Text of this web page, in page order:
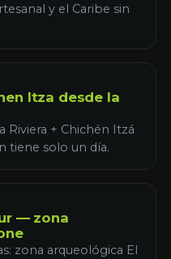
y el Caribe sin
Itza desde la
Riviera + Chichén Itzá
tiene solo un día.
— zona
zona arqueológica El